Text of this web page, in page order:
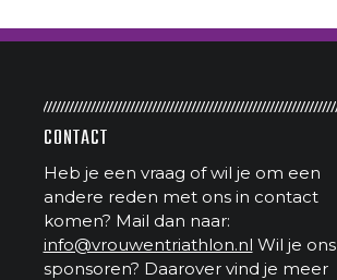
CONTACT
Heb je een vraag of wil je om een
andere reden met ons in contact
komen? Mail dan naar:
info@vrouwentriathlon.nl Wil je ons
sponsoren? Daarover vind je meer